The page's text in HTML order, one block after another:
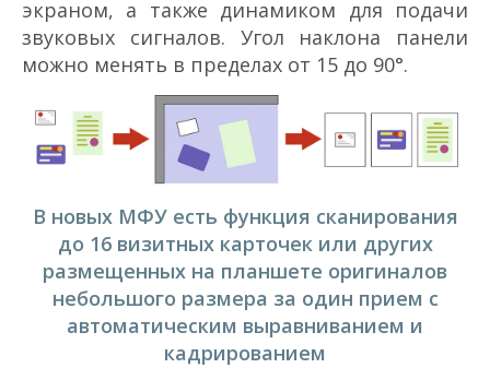
экраном, а также динамиком для подачи
звуковых сигналов. Угол наклона панели
можно менять в пределах от 15 до 90°.
В новых МФУ есть функция сканирования
до 16 визитных карточек или других
размещенных на планшете оригиналов
небольшого размера за один прием с
автоматическим выравниванием и
кадрированием